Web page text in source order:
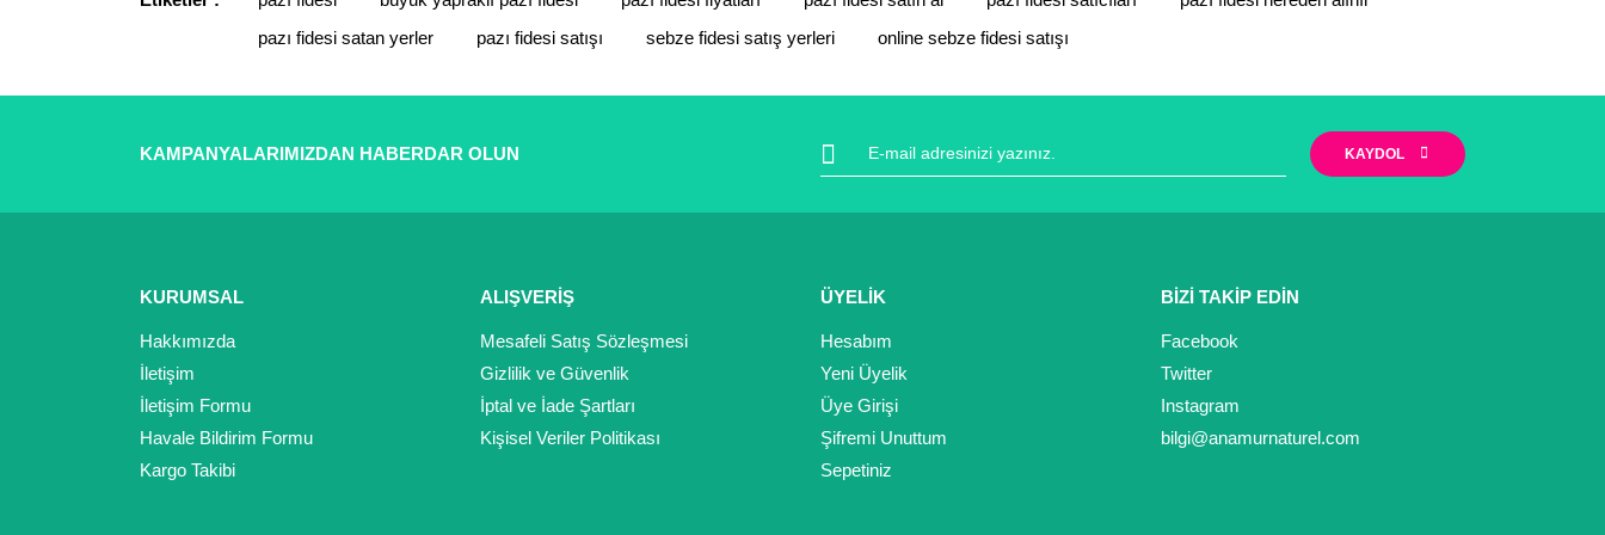
Bu ürüne ilk yorumu siz yapın!
Ürün bilgilerinde hatalar bulunuyor.
Bu ürüne benzer farklı alternatifler olmalı.
Gönder
pazı fidesi satan yerler
pazı fidesi satışı sebze fidesi satış yerleri online sebze fidesi satışı
KAMPANYALARIMIZDAN HABERDAR OLUN KAYDOL
KURUMSAL
Hakkımızda
İletişim
İletişim Formu
Havale Bildirim Formu
Kargo Takibi
ALIŞVERİŞ
Mesafeli Satış Sözleşmesi
Gizlilik ve Güvenlik
İptal ve İade Şartları
Kişisel Veriler Politikası
ÜYELİK
Hesabım
Yeni Üyelik
Üye Girişi
Şifremi Unuttum
Sepetiniz
BİZİ TAKİP EDİN
Facebook
Twitter
Instagram
bilgi@anamurnaturel.com